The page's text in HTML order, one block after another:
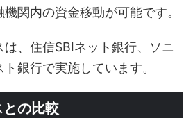
関内の資金移動が可能です。
は、住信SBIネット銀行、ソニ
銀行で実施しています。
との比較